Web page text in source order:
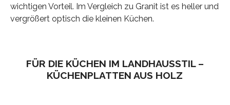
wichtigen Vorteil. Im Vergleich zu Granit ist es heller und
vergrößert optisch die kleinen Küchen.
FÜR DIE KÜCHEN IM LANDHAUSSTIL –
KÜCHENPLATTEN AUS HOLZ